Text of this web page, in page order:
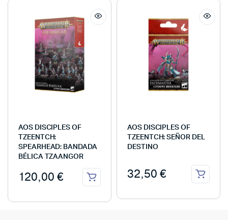
AOS DISCIPLES OF
TZEENTCH:
SPEARHEAD: BANDADA
BÉLICA TZAANGOR
120,00 €
AOS DISCIPLES OF
TZEENTCH: SEÑOR DEL
DESTINO
32,50 €